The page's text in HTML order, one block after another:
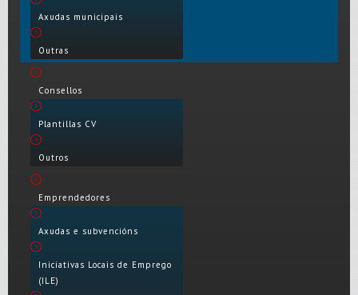
Axudas municipais
Outras
Consellos
Plantillas CV
Outros
Emprendedores
Axudas e subvencións
Iniciativas Locais de Emprego
(ILE)